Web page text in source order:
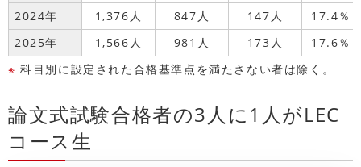
2024年
1,376人 847人 147人
17.4％
2025年
1,566人 981人 173人
17.6％
※ 科目別に設定された合格基準点を満たさない者は除く。
論文式試験合格者の3人に1人がLEC
コース生